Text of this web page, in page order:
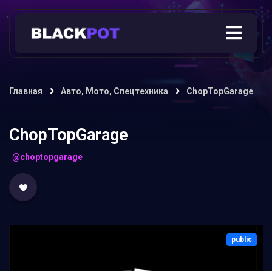
Главная Авто, Мото, Спецтехника ChopTopGarage
ChopTopGarage
@choptopgarage
public